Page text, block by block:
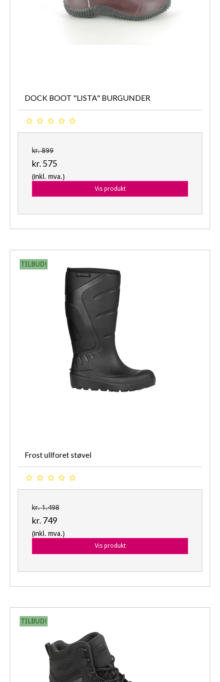
DOCK BOOT "LISTA" BURGUNDER
kr. 899
kr. 575
(inkl. mva.)
Vis produkt
TILBUD!
Frost ullforet støvel
kr. 1.498
kr. 749
(inkl. mva.)
Vis produkt
TILBUD!